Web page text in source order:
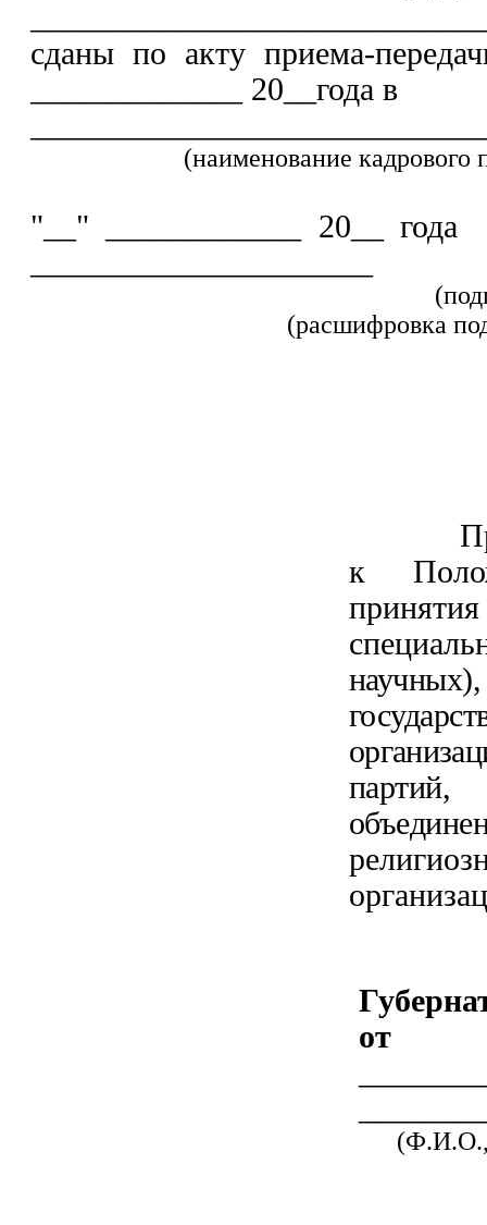
сданы по акту приема-
_____________ 20__года в
(наименование кадрового
"__" ____________ 20__
(расшифровка
к
партий,
от
(Ф.И.О.,